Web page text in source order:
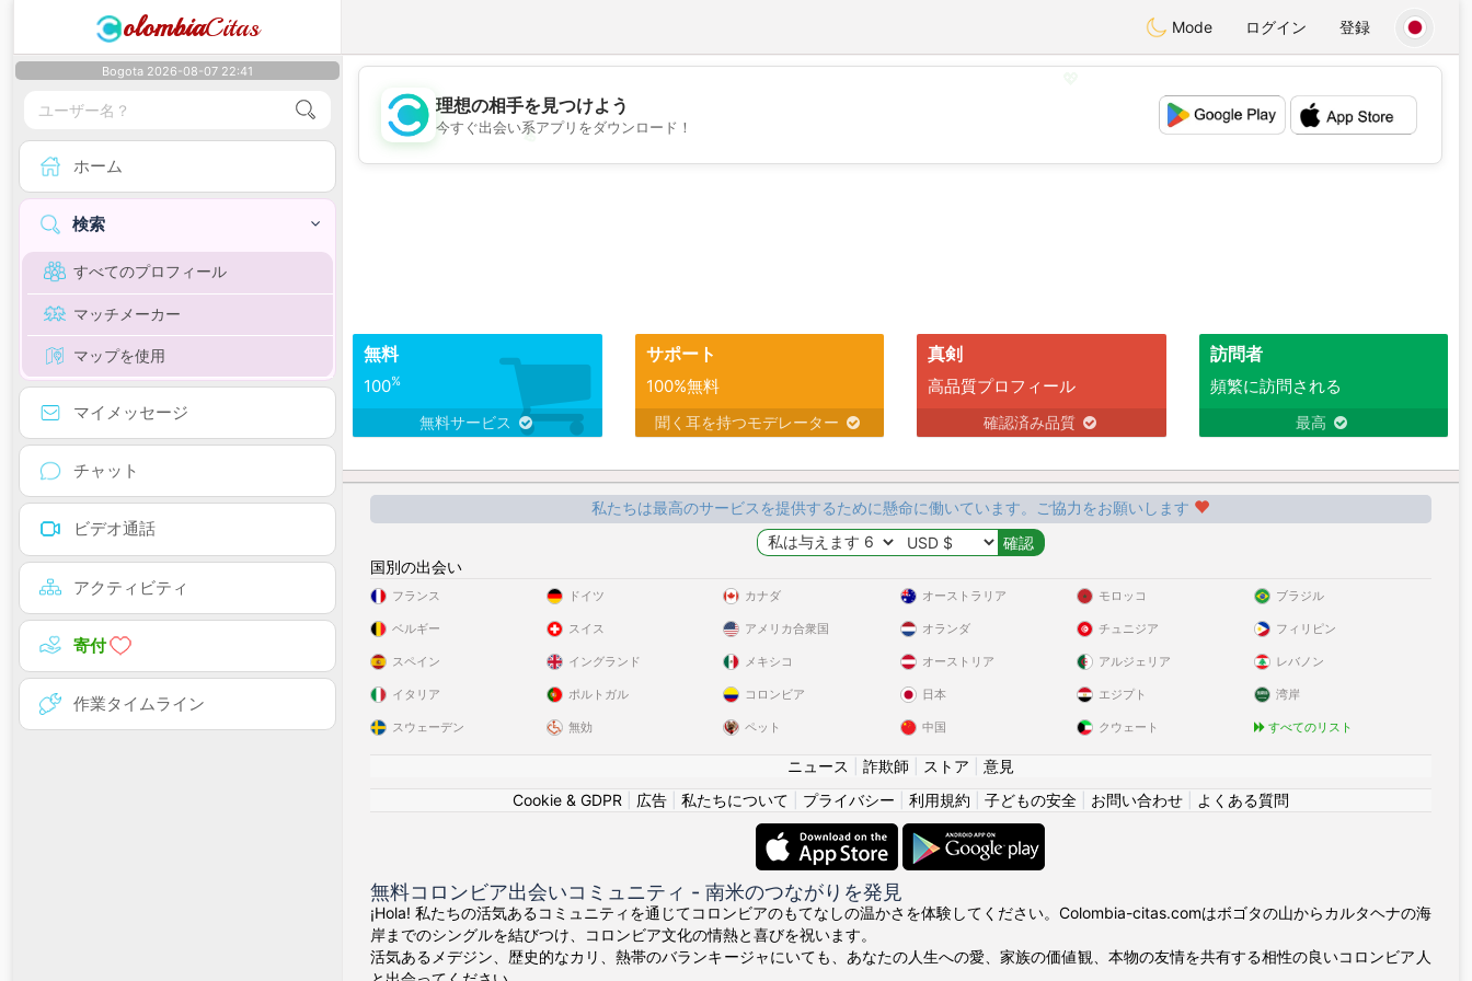
olombiaCitas Mode ログイン 登録
Bogota 2026-08-07 22:41
ホーム
検索
すべてのプロフィール
マッチメーカー
マップを使用
マイメッセージ
チャット
ビデオ通話
アクティビティ
寄付
作業タイムライン
💖
💕
理想の相手を見つけよう
今すぐ出会い系アプリをダウンロード！
無料
100%
無料サービス
サポート
100%無料
聞く耳を持つモデレーター
真剣
高品質プロフィール
確認済み品質
訪問者
頻繁に訪問される
最高
私たちは最高のサービスを提供するために懸命に働いています。ご協力をお願いします
国別の出会い
フランス
ベルギー
スペイン
イタリア
スウェーデン
ドイツ
スイス
イングランド
ポルトガル
無効
カナダ
アメリカ合衆国
メキシコ
コロンビア
ペット
オーストラリア
オランダ
オーストリア
日本
中国
モロッコ
チュニジア
アルジェリア
エジプト
クウェート
ブラジル
フィリピン
レバノン
湾岸
すべてのリスト
ニュース 詐欺師 ストア
意見
Cookie & GDPR
広告| 私たちについて プライバシー 利用規約 子どもの安全| お問い合わせ| よくある質問
無料コロンビア出会いコミュニティ - 南米のつながりを発見
¡Hola! 私たちの活気あるコミュニティを通じてコロンビアのもてなしの温かさを体験してください。Colombia-citas.comはボゴタの山からカルタヘナの海
岸までのシングルを結びつけ、コロンビア文化の情熱と喜びを祝います。
活気あるメデジン、歴史的なカリ、熱帯のバランキージャにいても、あなたの人生への愛、家族の価値観、本物の友情を共有する相性の良いコロンビア人